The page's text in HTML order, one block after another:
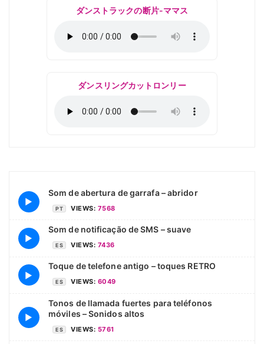
ダンストラックの断片-ママス
ダンスリングカットロンリー
▶
Som de abertura de garrafa – abridor
PT VIEWS: 7568
▶
Som de notificação de SMS – suave
ES VIEWS: 7436
▶
Toque de telefone antigo – toques RETRO
ES VIEWS: 6049
▶
Tonos de llamada fuertes para teléfonos
móviles – Sonidos altos
ES VIEWS: 5761